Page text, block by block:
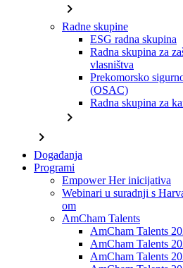
chevron_right
Radne skupine
ESG radna skupina
Radna skupina za
vlasništva
Prekomorsko
(OSAC)
Radna skupina za
chevron_right
chevron_right
Događanja
Programi
Empower Her inicijativa
Webinari u suradnji s
om
AmCham Talents
AmCham Talents
AmCham Talents
AmCham Talents